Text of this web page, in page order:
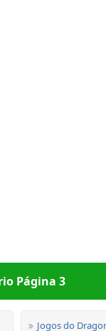
Página 3
Jogos do